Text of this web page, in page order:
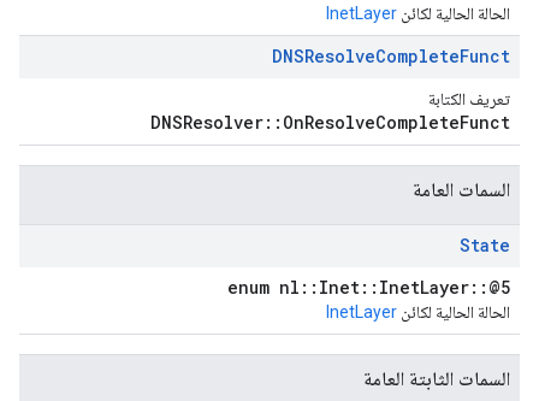
الحالة الحالية لكائن InetLayer
DNSResolveCompleteFunct
تعريف الكتابة
DNSResolver::OnResolveCompleteFunct
السمات العامة
State
enum nl::Inet::InetLayer::@5
الحالة الحالية لكائن InetLayer
السمات الثابتة العامة